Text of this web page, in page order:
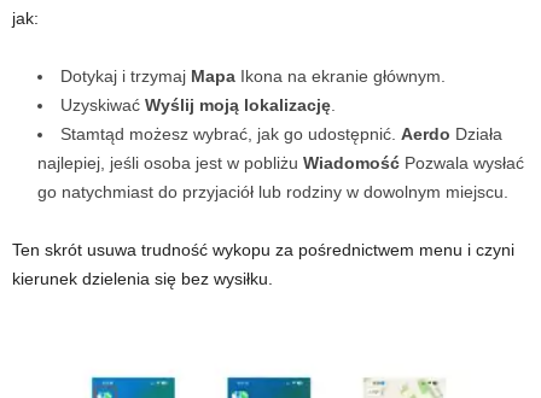
jak:
Dotykaj i trzymaj Mapa Ikona na ekranie głównym.
Uzyskiwać Wyślij moją lokalizację
Stamtąd możesz wybrać, jak go udostępnić. Aerdo Działa
najlepiej, jeśli osoba jest w pobliżu Wiadomość Pozwala wysłać
go natychmiast do przyjaciół lub rodziny w dowolnym miejscu.
Ten skrót usuwa trudność wykopu za pośrednictwem menu i czyni
kierunek dzielenia się bez wysiłku.